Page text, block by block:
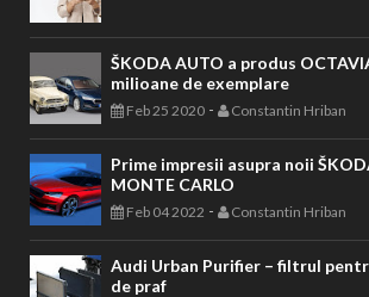
ŠKODA AUTO a produs
milioane de exemplare
Feb 25 2020 - Constantin Hriban
Prime impresii asupra noii
MONTE CARLO
Feb 04 2022 - Constantin Hriban
Audi Urban Purifier – filtrul
de praf